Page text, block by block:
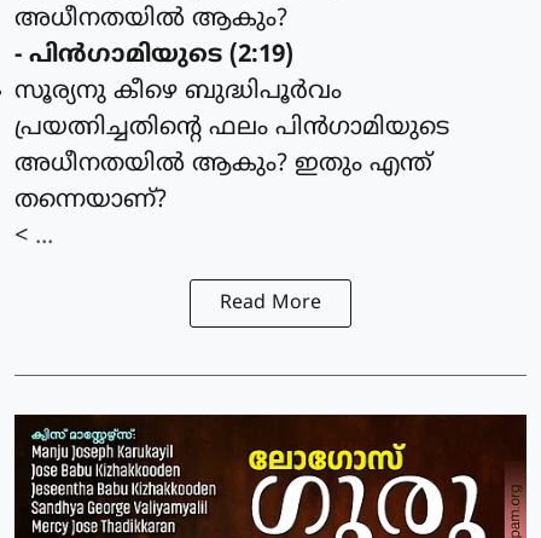
അധീനതയില്‍ ആകും?
- പിന്‍ഗാമിയുടെ (2:19)
സൂര്യനു കീഴെ ബുദ്ധിപൂര്‍വം
പ്രയത്നിച്ചതിന്റെ ഫലം പിന്‍ഗാമിയുടെ
അധീനതയില്‍ ആകും? ഇതും എന്ത്
തന്നെയാണ്?
< ...
Read More